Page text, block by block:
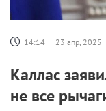
14:14 23 апр, 2025
Каллас
не все